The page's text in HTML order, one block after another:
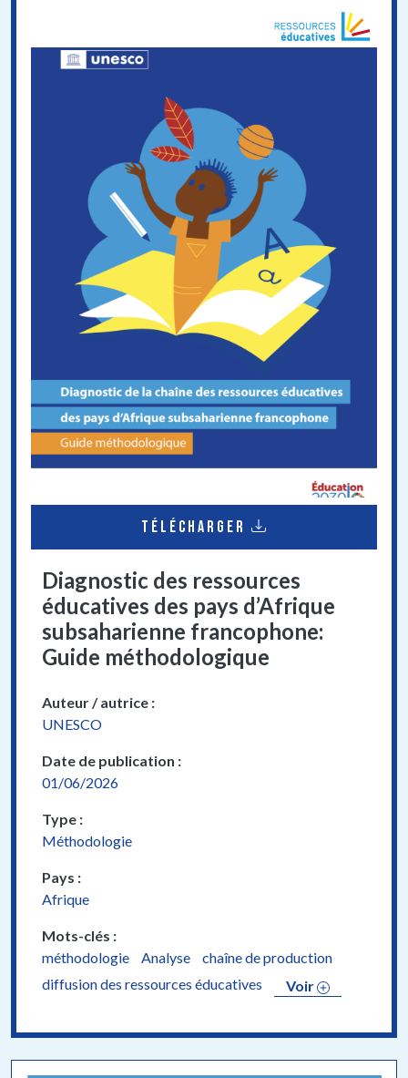
TÉLÉCHARGER
Diagnostic des ressources
éducatives des pays d’Afrique
subsaharienne francophone:
Guide méthodologique
Auteur / autrice
UNESCO
Date de publication
01/06/2026
Type
Méthodologie
Pays
Afrique
Mots-clés
méthodologie
Analyse
chaîne de production
diffusion des ressources éducatives
Voir